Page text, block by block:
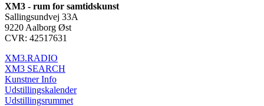
XM3 - rum for samtidskunst
Sallingsundvej 33A
9220 Aalborg Øst
CVR: 42517631
XM3.RADIO
XM3 SEARCH
Kunstner Info
Udstillingskalender
Udstillingsrummet